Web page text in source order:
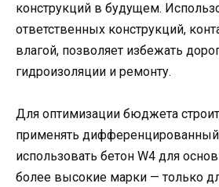
конструкций в будущем.
ответственных конструкций,
влагой, позволяет избежать
гидроизоляции и ремонту.
Для оптимизации бюджета
применять дифференцированный
использовать бетон W4 для
более высокие марки — только